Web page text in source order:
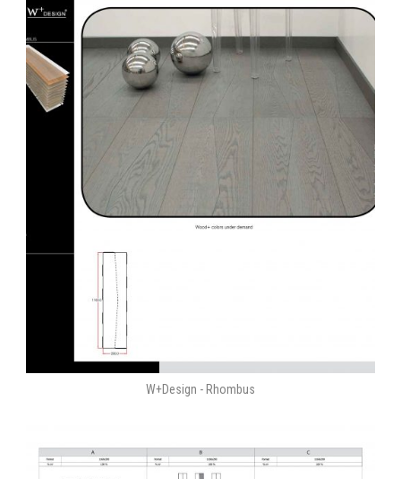
W+Design - Rhombus